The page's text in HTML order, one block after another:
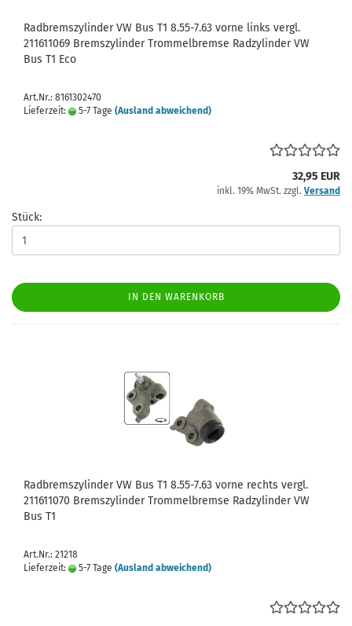
Radbremszylinder VW Bus T1 8.55-7.63 vorne links vergl.
211611069 Bremszylinder Trommelbremse Radzylinder VW
Bus T1 Eco
Art.Nr.: 8161302470
Lieferzeit:
5-7 Tage (Ausland abweichend)
32,95 EUR
inkl. 19% MwSt. zzgl. Versand
Stück:
IN DEN WARENKORB
Radbremszylinder VW Bus T1 8.55-7.63 vorne rechts vergl.
211611070 Bremszylinder Trommelbremse Radzylinder VW
Bus T1
Art.Nr.: 21218
Lieferzeit:
5-7 Tage (Ausland abweichend)